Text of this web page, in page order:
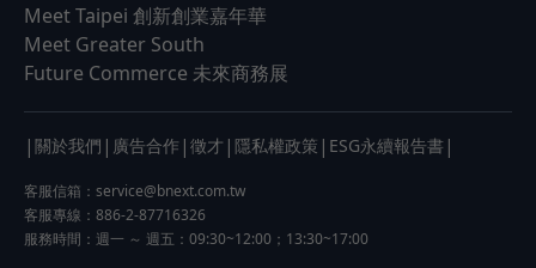
Meet Taipei 創新創業嘉年華
Meet Greater South
Future Commerce 未來商務展
| 關於我們 | 廣告合作 | 徵才 | 隱私權政策 | ESG永續報告書 |
客服信箱： service@bnext.com.tw
客服專線：886-2-87716326
服務時間：週一 ～ 週五：09:30~12:00；13:30~17:00